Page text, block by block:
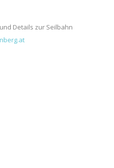
Details zur Seilbahn